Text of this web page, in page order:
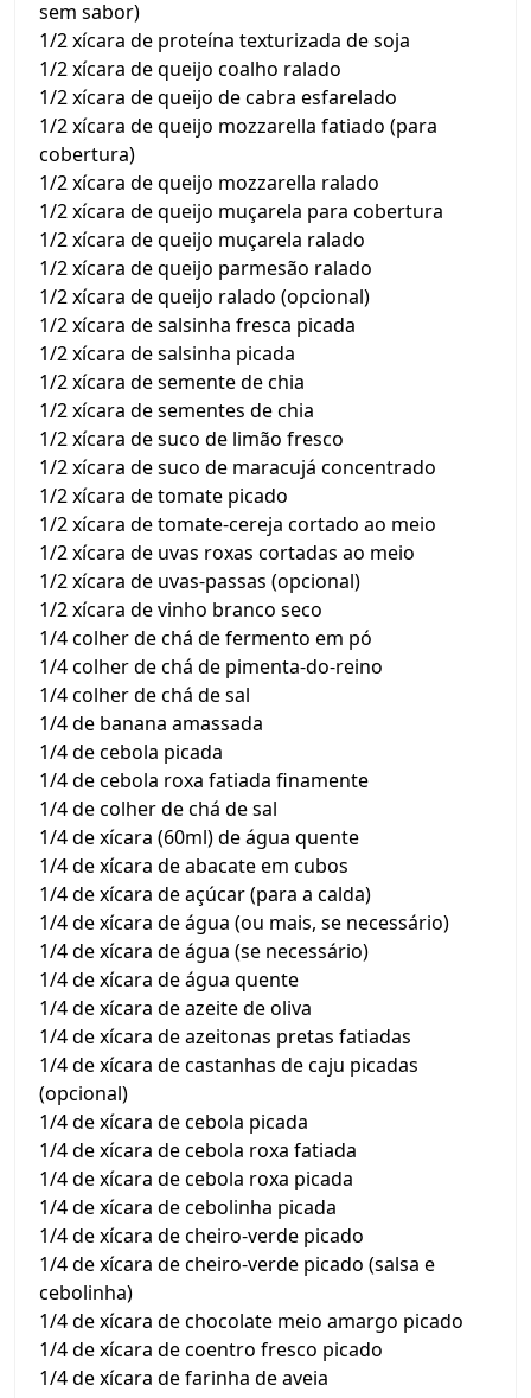
sem sabor)
1/2 xícara de proteína texturizada de soja
1/2 xícara de queijo coalho ralado
1/2 xícara de queijo de cabra esfarelado
1/2 xícara de queijo mozzarella fatiado (para
cobertura)
1/2 xícara de queijo mozzarella ralado
1/2 xícara de queijo muçarela para cobertura
1/2 xícara de queijo muçarela ralado
1/2 xícara de queijo parmesão ralado
1/2 xícara de queijo ralado (opcional)
1/2 xícara de salsinha fresca picada
1/2 xícara de salsinha picada
1/2 xícara de semente de chia
1/2 xícara de sementes de chia
1/2 xícara de suco de limão fresco
1/2 xícara de suco de maracujá concentrado
1/2 xícara de tomate picado
1/2 xícara de tomate-cereja cortado ao meio
1/2 xícara de uvas roxas cortadas ao meio
1/2 xícara de uvas-passas (opcional)
1/2 xícara de vinho branco seco
1/4 colher de chá de fermento em pó
1/4 colher de chá de pimenta-do-reino
1/4 colher de chá de sal
1/4 de banana amassada
1/4 de cebola picada
1/4 de cebola roxa fatiada finamente
1/4 de colher de chá de sal
1/4 de xícara (60ml) de água quente
1/4 de xícara de abacate em cubos
1/4 de xícara de açúcar (para a calda)
1/4 de xícara de água (ou mais, se necessário)
1/4 de xícara de água (se necessário)
1/4 de xícara de água quente
1/4 de xícara de azeite de oliva
1/4 de xícara de azeitonas pretas fatiadas
1/4 de xícara de castanhas de caju picadas
(opcional)
1/4 de xícara de cebola picada
1/4 de xícara de cebola roxa fatiada
1/4 de xícara de cebola roxa picada
1/4 de xícara de cebolinha picada
1/4 de xícara de cheiro-verde picado
1/4 de xícara de cheiro-verde picado (salsa e
cebolinha)
1/4 de xícara de chocolate meio amargo picado
1/4 de xícara de coentro fresco picado
1/4 de xícara de farinha de aveia